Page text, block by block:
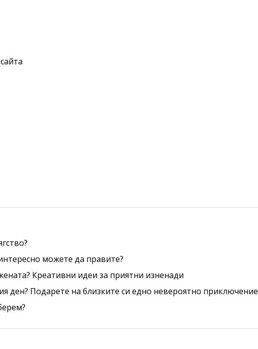
можете да правите?
Креативни идеи за приятни изненади
ден? Подарете на близките си едно невероятно приключение